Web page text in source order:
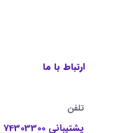
ارتباط با ما
تلفن
پشتیبانی 74303300 - 021